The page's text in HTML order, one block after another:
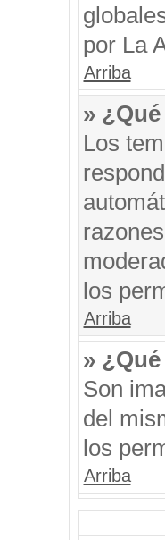
por La
Arriba
»
Los
los
Arriba
»
Son
del
los
Arriba